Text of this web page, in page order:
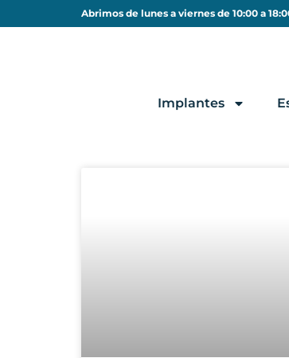
Abrimos de lunes a viernes de 10:00 a
Implantes